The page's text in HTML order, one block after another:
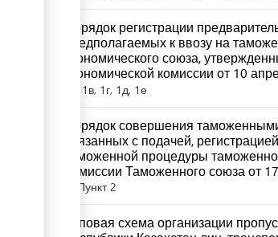
Порядок регистрации
предполагаемых к ввозу на
экономического союза,
экономической комиссии от 10
1a, 1в, 1г, 1д, 1е
Порядок совершения
связанных с подачей,
таможенной процедуры
Комиссии Таможенного союза от
Пункт 2
Типовая схема организации